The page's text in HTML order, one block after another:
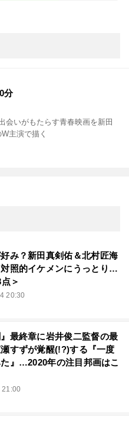
分
会いがもたらす青春映画を新田
主演で描く
み？新田真剣佑＆北村匠海
照的イケメンにうっとり…
＞
20:30
』最終章に岩井俊二監督の最
すずが覚醒(!?)する『一度
』…2020年の注目邦画はこ
21:00